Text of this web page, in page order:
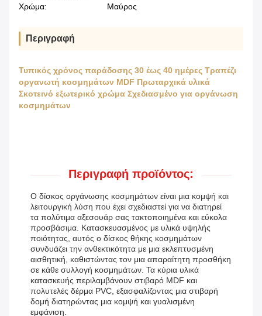
Χρώμα:
Μαύρος
Περιγραφή
Τυπικός χρόνος παράδοσης 30 έως 40 ημέρες Τραπέζι
οργανωτή κοσμημάτων MDF Πρωταρχικά υλικά
Σκοτεινό εξωτερικό χρώμα Σχεδιασμένο για οργάνωση
κοσμημάτων
Περιγραφή προϊόντος:
Ο δίσκος οργάνωσης κοσμημάτων είναι μια κομψή και
λειτουργική λύση που έχει σχεδιαστεί για να διατηρεί
τα πολύτιμα αξεσουάρ σας τακτοποιημένα και εύκολα
προσβάσιμα. Κατασκευασμένος με υλικά υψηλής
ποιότητας, αυτός ο δίσκος θήκης κοσμημάτων
συνδυάζει την ανθεκτικότητα με μια εκλεπτυσμένη
αισθητική, καθιστώντας τον μια απαραίτητη προσθήκη
σε κάθε συλλογή κοσμημάτων. Τα κύρια υλικά
κατασκευής περιλαμβάνουν στιβαρό MDF και
πολυτελές δέρμα PVC, εξασφαλίζοντας μια στιβαρή
δομή διατηρώντας μια κομψή και γυαλισμένη
εμφάνιση.